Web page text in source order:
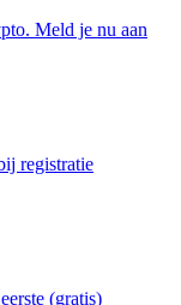
Meld je nu aan
registratie
(gratis)